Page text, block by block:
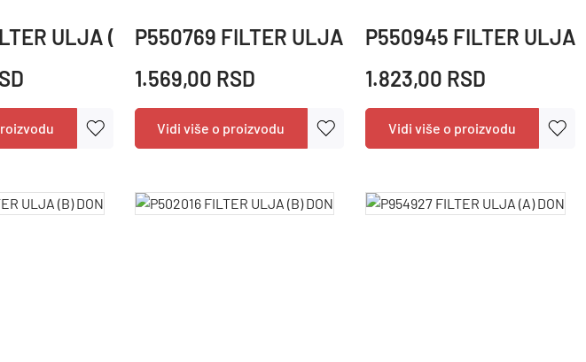
ULJA (B) SFP550769 FILTER ULJA (B) DON
1.569,00 RSD
Vidi više o proizvodu
P550945 FILTER ULJA
1.823,00 RSD
Vidi više o proizvodu